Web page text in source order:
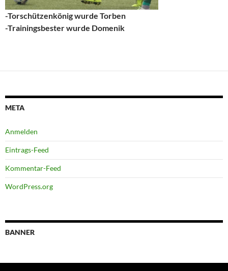
-Torschützenkönig wurde Torben
-Trainingsbester wurde Domenik
META
Anmelden
Eintrags-Feed
Kommentar-Feed
WordPress.org
BANNER